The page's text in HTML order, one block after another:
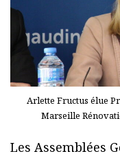
Arlette Fructus élue
Marseille
Les Assemblées